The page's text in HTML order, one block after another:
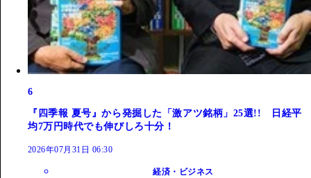
6
『四季報 夏号』から発掘した「激アツ銘柄」25選!! 日経平
均7万円時代でも伸びしろ十分！
2026年07月31日 06:30
経済・ビジネス